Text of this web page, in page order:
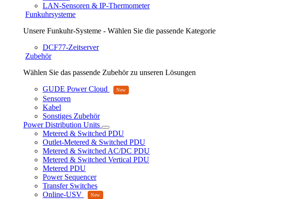
LAN-Sensoren & IP-Thermometer
Funkuhrsysteme
Unsere Funkuhr-Systeme - Wählen Sie die passende Kategorie
DCF77-Zeitserver
Zubehör
Wählen Sie das passende Zubehör zu unseren Lösungen
GUDE Power Cloud
Sensoren
Kabel
Sonstiges Zubehör
Power Distribution Units
Metered & Switched PDU
Outlet-Metered & Switched PDU
Metered & Switched AC/DC PDU
Metered & Switched Vertical PDU
Metered PDU
Power Sequencer
Transfer Switches
Online-USV